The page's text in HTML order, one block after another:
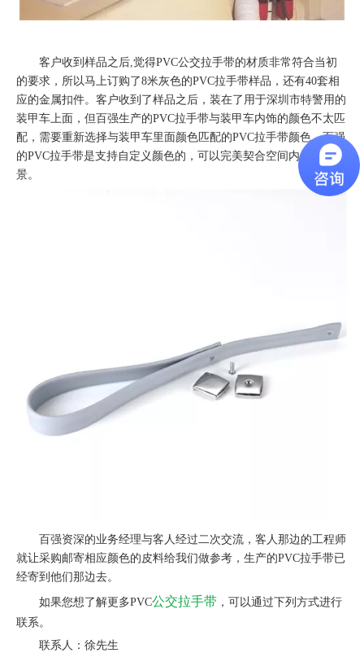
客户收到样品之后,觉得PVC公交拉手带的材质非常符合当初
的要求，所以马上订购了8米灰色的PVC拉手带样品，还有40套相
应的金属扣件。客户收到了样品之后，装在了用于深圳市特警用的
装甲车上面，但百强生产的PVC拉手带与装甲车内饰的颜色不太匹
配，需要重新选择与装甲车里面颜色匹配的PVC拉手带颜色。百强
的PVC拉手带是支持自定义颜色的，可以完美契合空间内景或外
景。
百强资深的业务经理与客人经过二次交流，客人那边的工程师
就让采购邮寄相应颜色的皮料给我们做参考，生产的PVC拉手带已
经寄到他们那边去。
如果您想了解更多PVC公交拉手带 ，可以通过下列方式进行
联系。
联系人：徐先生